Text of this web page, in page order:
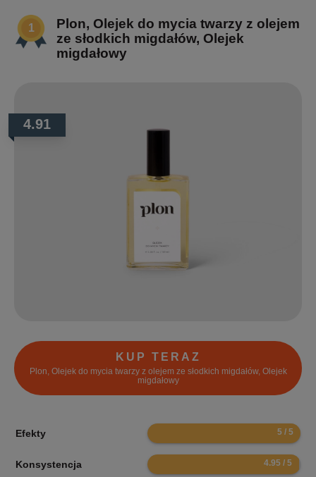
Plon, Olejek do mycia twarzy z olejem
ze słodkich migdałów, Olejek
migdałowy
4.91
KUP TERAZ
Plon, Olejek do mycia twarzy z olejem ze słodkich migdałów, Olejek
migdałowy
Efekty 10
Konsystencja 9.9